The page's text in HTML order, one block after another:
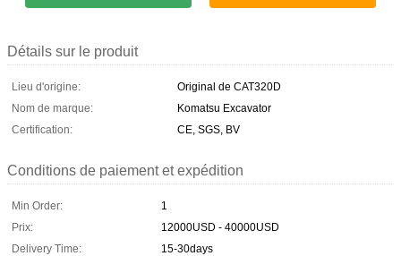
Détails sur le produit
Lieu d'origine:
Original de CAT320D
Nom de marque:
Komatsu Excavator
Certification:
CE, SGS, BV
Conditions de paiement et expédition
Min Order:
1
Prix:
12000USD - 40000USD
Delivery Time:
15-30days